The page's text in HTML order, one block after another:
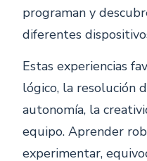
programan y
diferentes
Estas experiencias
lógico, la resolución
autonomía, la
equipo. Aprender
experimentar,